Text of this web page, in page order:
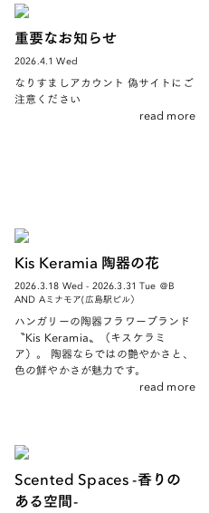
重要なお知らせ
2026.4.1 Wed
なりすましアカウント 偽サイトにご
注意ください
read more
Kis Keramia 陶器の花
2026.3.18 Wed - 2026.3.31 Tue ＠B
AND Aミナモア(広島駅ビル）
ハンガリーの陶器フラワーブランド
〝Kis Keramia〟（キスケラミ
ア）。 陶器ならではの艶やかさと、
色の鮮やかさが魅力です。
read more
Scented Spaces -香りの
ある空間-